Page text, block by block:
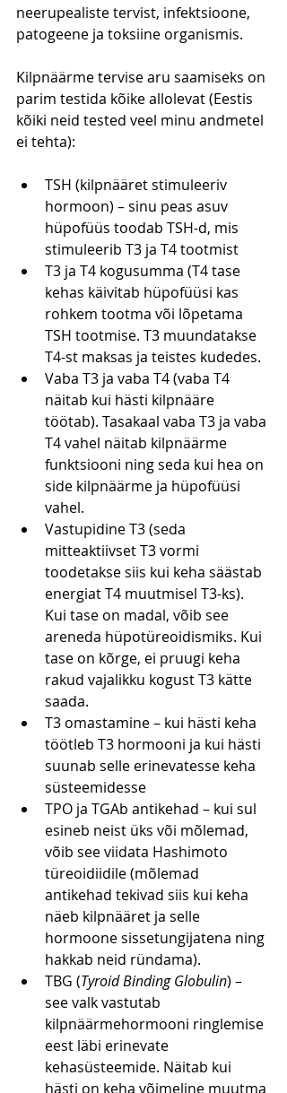
neerupealiste tervist, infektsioone,
patogeene ja toksiine organismis.
Kilpnäärme tervise aru saamiseks on
parim testida kõike allolevat (Eestis
kõiki neid tested veel minu andmetel
ei tehta):
TSH (kilpnääret stimuleeriv
hormoon) – sinu peas asuv
hüpofüüs toodab TSH-d, mis
stimuleerib T3 ja T4 tootmist
T3 ja T4 kogusumma (T4 tase
kehas käivitab hüpofüüsi kas
rohkem tootma või lõpetama
TSH tootmise. T3 muundatakse
T4-st maksas ja teistes kudedes.
Vaba T3 ja vaba T4 (vaba T4
näitab kui hästi kilpnääre
töötab). Tasakaal vaba T3 ja vaba
T4 vahel näitab kilpnäärme
funktsiooni ning seda kui hea on
side kilpnäärme ja hüpofüüsi
vahel.
Vastupidine T3 (seda
mitteaktiivset T3 vormi
toodetakse siis kui keha säästab
energiat T4 muutmisel T3-ks).
Kui tase on madal, võib see
areneda hüpotüreoidismiks. Kui
tase on kõrge, ei pruugi keha
rakud vajalikku kogust T3 kätte
saada.
T3 omastamine – kui hästi keha
töötleb T3 hormooni ja kui hästi
suunab selle erinevatesse keha
süsteemidesse
TPO ja TGAb antikehad – kui sul
esineb neist üks või mõlemad,
võib see viidata Hashimoto
türeoidiidile (mõlemad
antikehad tekivad siis kui keha
näeb kilpnääret ja selle
hormoone sissetungijatena ning
hakkab neid ründama).
TBG (Tyroid Binding Globulin) –
see valk vastutab
kilpnäärmehormooni ringlemise
eest läbi erinevate
kehasüsteemide. Näitab kui
hästi on keha võimeline muutma